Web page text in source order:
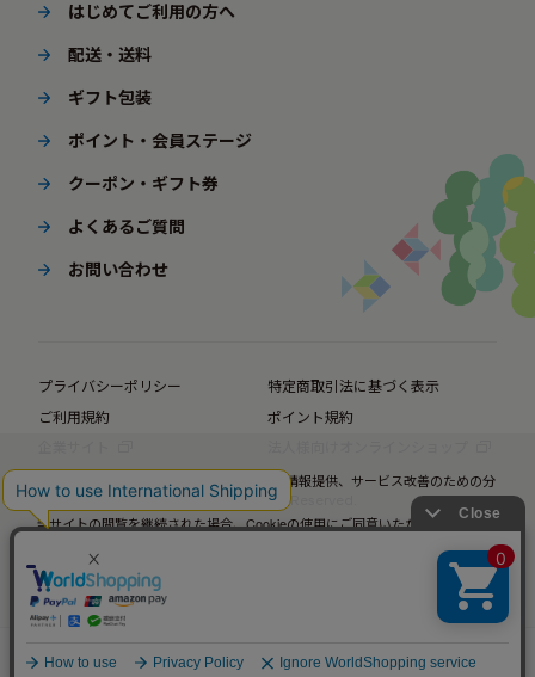
はじめてご利用の方へ
配送・送料
ギフト包装
ポイント・会員ステージ
クーポン・ギフト券
よくあるご質問
お問い合わせ
プライバシーポリシー
特定商取引法に基づく表示
ご利用規約
ポイント規約
© BørneLund Corporation. All Rights Reserved.
当サイトではお客様の利便性向上のための情報提供、サービス改善のための分
析を目的としてCookieを使用しています。
当サイトの閲覧を継続された場合、Cookieの使用にご同意いただいたものとみ
詳細については